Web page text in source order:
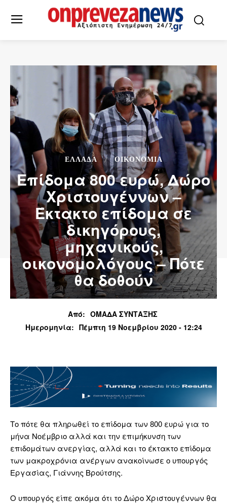
ΕΛΛΆΔΑ ΟΙΚΟΝΟΜΙΑ
Επίδομα 800 ευρώ, Δώρο
Χριστουγέννων –
Έκτακτο επίδομα σε
δικηγόρους,
μηχανικούς,
οικονομολόγους – Πότε
θα δοθούν
Από: ΟΜΑΔΑ ΣΥΝΤΑΞΗΣ
Ημερομηνία: Πέμπτη 19 Νοεμβρίου 2020 - 12:24
Το πότε θα πληρωθεί το επίδομα των 800 ευρώ για το
μήνα Νοέμβριο αλλά και την επιμήκυνση των
επιδομάτων ανεργίας, αλλά και το έκτακτο επίδομα
των μακροχρόνια ανέργων ανακοίνωσε ο υπουργός
Εργασίας, Γιάννης Βρούτσης.
Ο υπουργός είπε ακόμα ότι το Δώρο Χριστουγέννων θα